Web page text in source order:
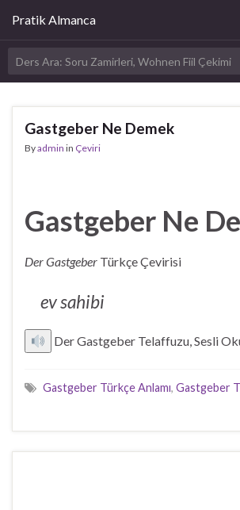
Pratik Almanca
Gastgeber Ne Demek
Byadmin in Çeviri
Gastgeber Ne
Der Gastgeber Türkçe Çevirisi
ev sahibi
Der Gastgeber Telaffuzu, Sesli
Gastgeber Türkçe Anlamı, Gastgeber